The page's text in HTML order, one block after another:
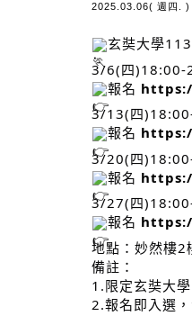
2025.03.06( 週四. )
玄奘大學
3/6(四)18:00-
報名
3/13(四
報名
3/20(四
報名
3/27(四
報名
地點：妙然樓2
備註：
1.限定玄奘大
2.報名即入選